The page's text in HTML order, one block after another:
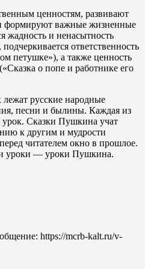
ценностям, развивают
формируют важные жизненные
и ненасытность
ответственность
петушке»), а также ценность
о попе и работнике его
русские народные
песни и былины. Каждая из
урок. Сказки Пушкина учат
к другим и мудрости
читателем окно в прошлое.
уроки — уроки Пушкина.
https://mcrb-kalt.ru/v-